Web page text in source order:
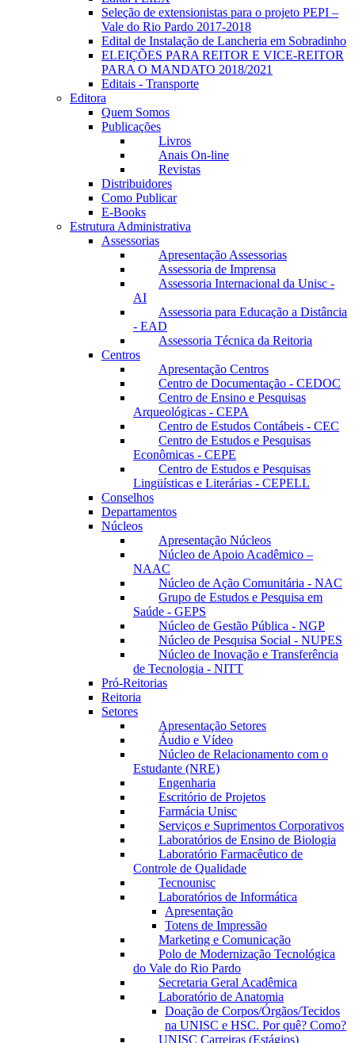
Seleção de extensionistas para o projeto PEPI –
Vale do Rio Pardo 2017-2018
Edital de Instalação de Lancheria em Sobradinho
ELEIÇÕES PARA REITOR E VICE-REITOR
PARA O MANDATO 2018/2021
Editais - Transporte
Editora
Quem Somos
Publicações
Livros
Anais On-line
Revistas
Distribuidores
Como Publicar
E-Books
Estrutura Administrativa
Assessorias
Apresentação Assessorias
Assessoria de Imprensa
Assessoria Internacional da Unisc -
AI
Assessoria para Educação a Distância
- EAD
Assessoria Técnica da Reitoria
Centros
Apresentação Centros
Centro de Documentação - CEDOC
Centro de Ensino e Pesquisas
Arqueológicas - CEPA
Centro de Estudos Contábeis - CEC
Centro de Estudos e Pesquisas
Econômicas - CEPE
Centro de Estudos e Pesquisas
Lingüísticas e Literárias - CEPELL
Conselhos
Departamentos
Núcleos
Apresentação Núcleos
Núcleo de Apoio Acadêmico –
NAAC
Núcleo de Ação Comunitária - NAC
Grupo de Estudos e Pesquisa em
Saúde - GEPS
Núcleo de Gestão Pública - NGP
Núcleo de Pesquisa Social - NUPES
Núcleo de Inovação e Transferência
de Tecnologia - NITT
Pró-Reitorias
Reitoria
Setores
Apresentação Setores
Áudio e Vídeo
Núcleo de Relacionamento com o
Estudante (NRE)
Engenharia
Escritório de Projetos
Farmácia Unisc
Serviços e Suprimentos Corporativos
Laboratórios de Ensino de Biologia
Laboratório Farmacêutico de
Controle de Qualidade
Tecnounisc
Laboratórios de Informática
Apresentação
Totens de Impressão
Marketing e Comunicação
Polo de Modernização Tecnológica
do Vale do Rio Pardo
Secretaria Geral Acadêmica
Laboratório de Anatomia
Doação de Corpos/Órgãos/Tecidos
na UNISC e HSC. Por quê? Como?
UNISC Carreiras (Estágios)